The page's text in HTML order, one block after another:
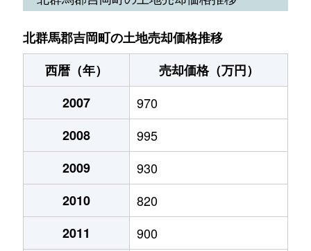
北群馬郡吉岡町の土地売却価格推移
西暦（年）
売却価格（万円）
2007
970
2008
995
2009
930
2010
820
2011
900